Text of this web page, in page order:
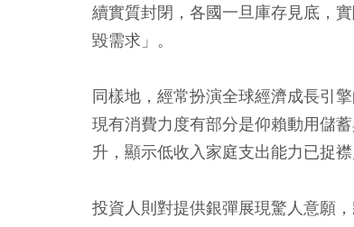
續實質封閉，各國一旦庫存見底，
毀需求」。
同樣地，經常扮演全球經濟成長引
現有消費力度有部分是仰賴動用儲
升，顯示低收入家庭支出能力已捉襟
投資人則對提供銀彈展現驚人意願